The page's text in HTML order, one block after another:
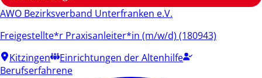
AWO Bezirksverband Unterfranken e.V.
Freigestellte*r Praxisanleiter*in (m/w/d) (180943)
Kitzingen
Einrichtungen der Altenhilfe
Berufserfahrene